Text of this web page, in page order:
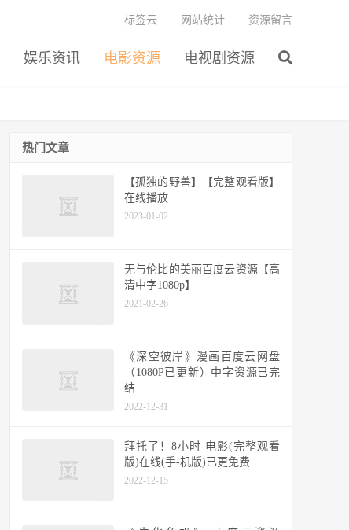
娱乐资讯 电影资源 电视剧资源
标签云 网站统计 资源留言
热门文章
【孤独的野兽】【完整观看版】
在线播放
2023-01-02
无与伦比的美丽百度云资源【高
清中字1080p】
2021-02-26
《深空彼岸》漫画百度云网盘
（1080P已更新）中字资源已完
结
2022-12-31
拜托了！8小时-电影(完整观看
版)在线(手-机版)已更免费
2022-12-15